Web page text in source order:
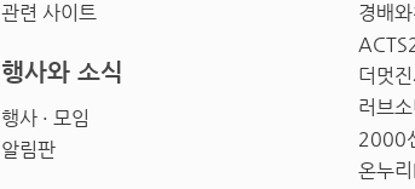
관련 사이트
경배
더멋
러브
2000
온누
행사와 소식
행사 · 모임
알림판